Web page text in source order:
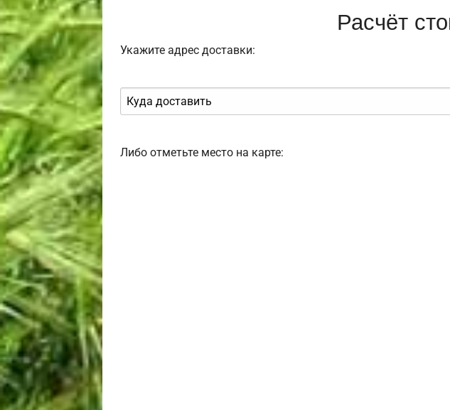
Расчёт
Укажите адрес доставки:
Либо отметьте место на карте: